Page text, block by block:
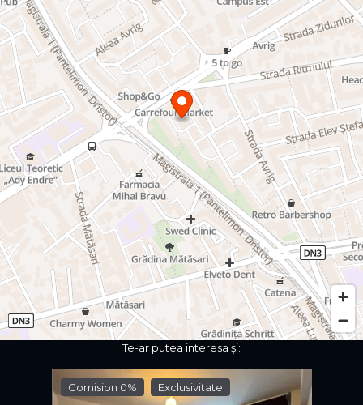
Te-ar putea interesa și:
Comision 0% Exclusivitate